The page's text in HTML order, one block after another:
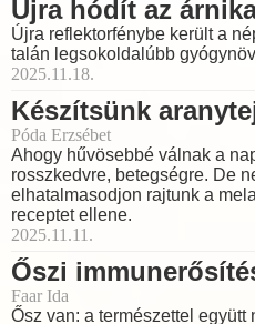
Újra hódít az
Újra reflektorfénybe került a
talán legsokoldalúbb
2025.11.18.
Készítsünk
Póda Erzsébet
Ahogy hűvösebbé válnak a
rosszkedvre, betegségre. De
elhatalmasodjon rajtunk a
receptet ellene.
2025.11.11.
Őszi
Faar Ida
Ősz van: a természettel